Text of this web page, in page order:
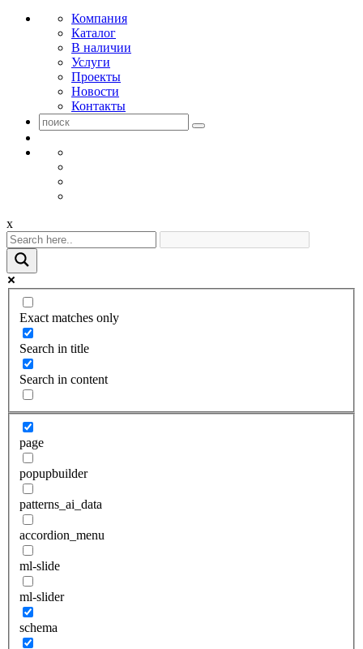
Компания
Каталог
В наличии
Услуги
Проекты
Новости
Контакты
x
Exact matches only
Search in title
Search in content
page
popupbuilder
patterns_ai_data
accordion_menu
ml-slide
ml-slider
schema